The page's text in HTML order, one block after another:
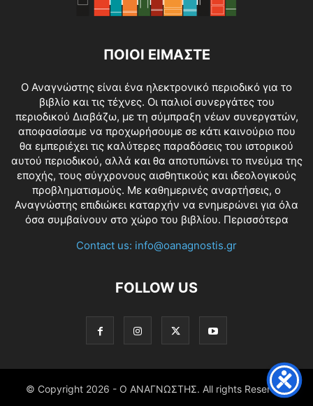
ΠΟΙΟΙ ΕΙΜΑΣΤΕ
O Αναγνώστης είναι ένα ηλεκτρονικό περιοδικό για το
βιβλίο και τις τέχνες. Οι παλιοί συνεργάτες του
περιοδικού Διαβάζω, με τη σύμπραξη νέων συνεργατών,
αποφασίσαμε να προχωρήσουμε σε κάτι καινούριο που
θα εμπεριέχει τις καλύτερες παραδόσεις του ιστορικού
αυτού περιοδικού, αλλά και θα αποτυπώνει το πνεύμα της
εποχής, τους σύγχρονους αισθητικούς και ιδεολογικούς
προβληματισμούς. Με καθημερινές αναρτήσεις, ο
Αναγνώστης επιδιώκει καταρχήν να ενημερώνει για όλα
όσα συμβαίνουν στο χώρο του βιβλίου. Περισσότερα
Contact us: info@oanagnostis.gr
FOLLOW US
© Copyright 2026 - Ο ΑΝΑΓΝΩΣΤΗΣ. All rights Reserved